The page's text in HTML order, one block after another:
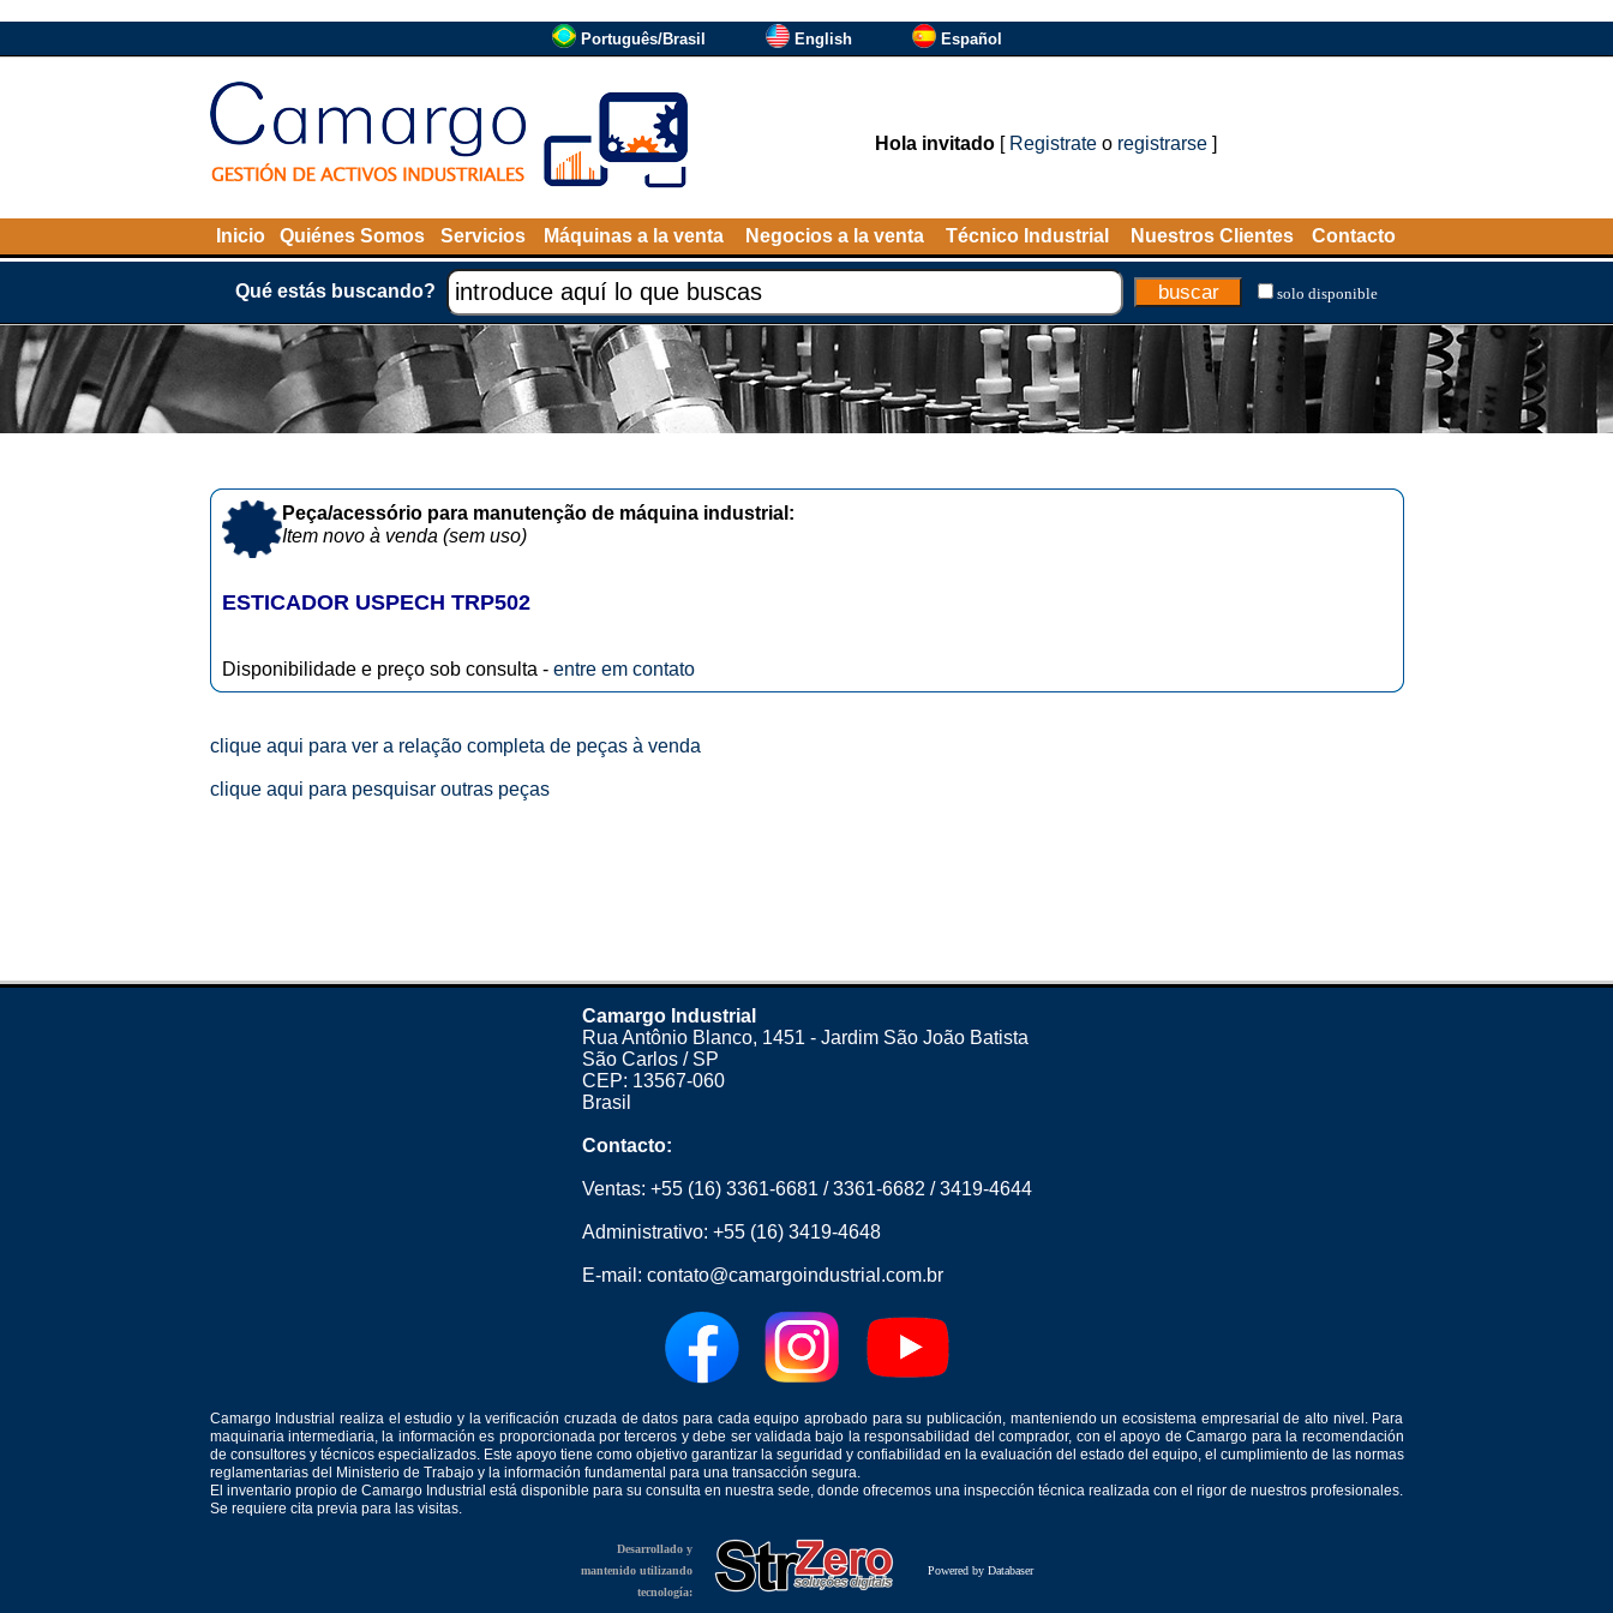
Português/Brasil English Español
Hola invitado[ Registrateo registrarse]
Inicio Quiénes Somos Servicios Máquinas a la venta Negocios a la venta Técnico Industrial Nuestros Clientes Contacto
Qué estás buscando? solo disponible
Peça/acessório para manutenção de máquina industrial:
Item novo à venda (sem uso)
ESTICADOR USPECH TRP502
Disponibilidade e preço sob consulta - entre em contato
clique aqui para ver a relação completa de peças à venda
clique aqui para pesquisar outras peças
Camargo Industrial
Rua Antônio Blanco, 1451 - Jardim São João Batista
São Carlos / SP
CEP: 13567-060
Brasil
Contacto:
Ventas: +55 (16) 3361-6681 /3361-6682 /3419-4644
Administrativo: +55 (16) 3419-4648
E-mail: contato@camargoindustrial.com.br
Camargo Industrial realiza el estudio y la verificación cruzada de datos para cada equipo aprobado para su publicación, manteniendo un ecosistema empresarial de alto nivel. Para
maquinaria intermediaria, la información es proporcionada por terceros y debe ser validada bajo la responsabilidad del comprador, con el apoyo de Camargo para la recomendación
de consultores y técnicos especializados. Este apoyo tiene como objetivo garantizar la seguridad y confiabilidad en la evaluación del estado del equipo, el cumplimiento de las normas
reglamentarias del Ministerio de Trabajo y la información fundamental para una transacción segura.
El inventario propio de Camargo Industrial está disponible para su consulta en nuestra sede, donde ofrecemos una inspección técnica realizada con el rigor de nuestros profesionales.
Se requiere cita previa para las visitas.
Desarrollado y
mantenido utilizando
tecnología:
Powered by Databaser